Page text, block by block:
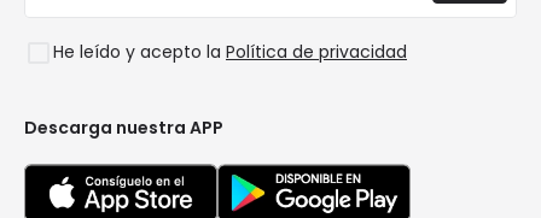
Iniciar sesión
Tendencias
LoveYouGreen
He leído y acepto la Política de privacidad
Descarga nuestra APP